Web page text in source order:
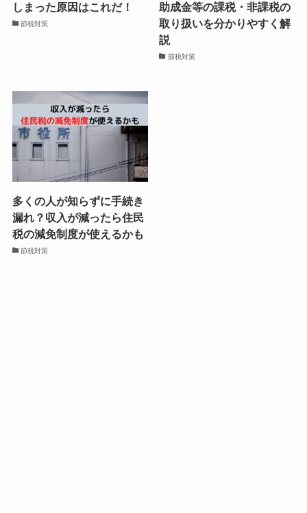
しまった原因はこれだ！
節税対策
助成金等の課税・非課税の
取り扱いを分かりやすく解
説
節税対策
多くの人が知らずに手続き
漏れ？収入が減ったら住民
税の減免制度が使えるかも
節税対策